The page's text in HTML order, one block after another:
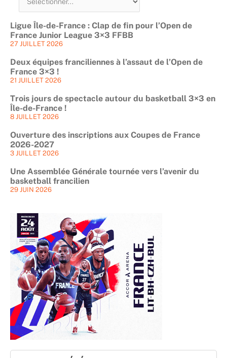
Ligue Île-de-France : Clap de fin pour l’Open de
France Junior League 3×3 FFBB
27 JUILLET 2026
Deux équipes franciliennes à l’assaut de l’Open de
France 3×3 !
21 JUILLET 2026
Trois jours de spectacle autour du basketball 3×3 en
Île-de-France !
8 JUILLET 2026
Ouverture des inscriptions aux Coupes de France
2026-2027
3 JUILLET 2026
Une Assemblée Générale tournée vers l’avenir du
basketball francilien
29 JUIN 2026